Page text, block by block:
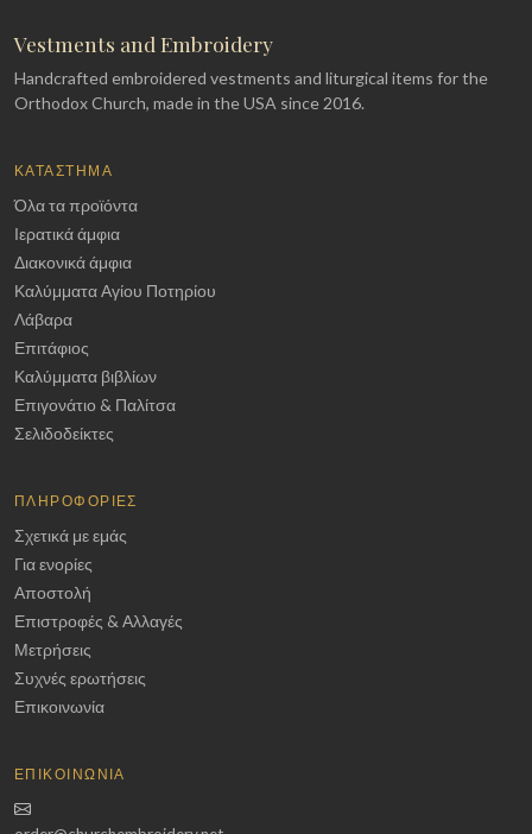
Vestments and Embroidery
Handcrafted embroidered vestments and liturgical items for the
Orthodox Church, made in the USA since 2016.
ΚΑΤΆΣΤΗΜΑ
Όλα τα προϊόντα
Ιερατικά άμφια
Διακονικά άμφια
Καλύμματα Αγίου Ποτηρίου
Λάβαρα
Επιτάφιος
Καλύμματα βιβλίων
Επιγονάτιο & Παλίτσα
Σελιδοδείκτες
ΠΛΗΡΟΦΟΡΊΕΣ
Σχετικά με εμάς
Για ενορίες
Αποστολή
Επιστροφές & Αλλαγές
Μετρήσεις
Συχνές ερωτήσεις
Επικοινωνία
ΕΠΙΚΟΙΝΩΝΊΑ